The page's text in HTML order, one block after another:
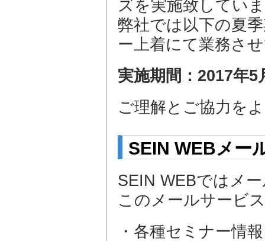
ズを実施致してい
弊社では以下の夏
ー上着にて業務さ
実施期間：2017年5
ご理解とご協力を
SEIN WEBメー
SEIN WEBではメ
このメールサービ
・各種セミナー情報